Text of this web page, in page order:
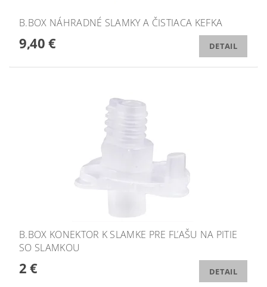
B.BOX NÁHRADNÉ SLAMKY A ČISTIACA KEFKA
9,40 € DETAIL
B.BOX KONEKTOR K SLAMKE PRE FĽAŠU NA PITIE
SO SLAMKOU
2 € DETAIL